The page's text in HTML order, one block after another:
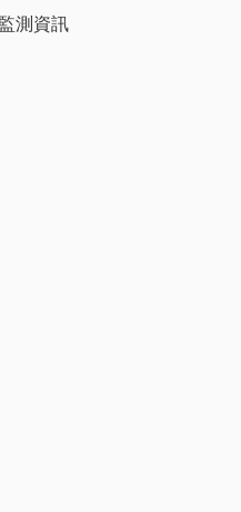
測資訊